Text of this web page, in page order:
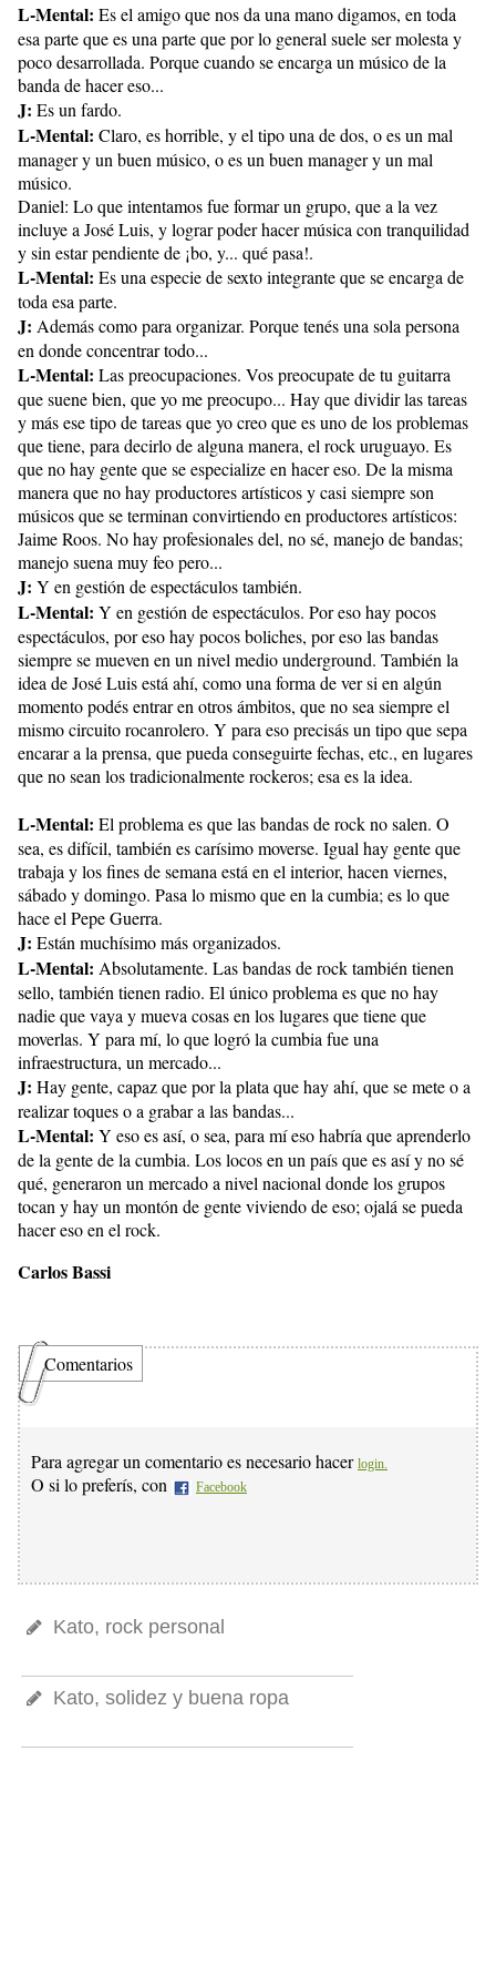
L-Mental: Es el amigo que nos da una mano digamos, en toda
esa parte que es una parte que por lo general suele ser molesta y
poco desarrollada. Porque cuando se encarga un músico de la
banda de hacer eso...
J: Es un fardo.
L-Mental: Claro, es horrible, y el tipo una de dos, o es un mal
manager y un buen músico, o es un buen manager y un mal
músico.
Daniel: Lo que intentamos fue formar un grupo, que a la vez
incluye a José Luis, y lograr poder hacer música con tranquilidad
y sin estar pendiente de ¡bo, y... qué pasa!.
L-Mental: Es una especie de sexto integrante que se encarga de
toda esa parte.
J: Además como para organizar. Porque tenés una sola persona
en donde concentrar todo...
L-Mental: Las preocupaciones. Vos preocupate de tu guitarra
que suene bien, que yo me preocupo... Hay que dividir las tareas
y más ese tipo de tareas que yo creo que es uno de los problemas
que tiene, para decirlo de alguna manera, el rock uruguayo. Es
que no hay gente que se especialize en hacer eso. De la misma
manera que no hay productores artísticos y casi siempre son
músicos que se terminan convirtiendo en productores artísticos:
Jaime Roos. No hay profesionales del, no sé, manejo de bandas;
manejo suena muy feo pero...
J: Y en gestión de espectáculos también.
L-Mental: Y en gestión de espectáculos. Por eso hay pocos
espectáculos, por eso hay pocos boliches, por eso las bandas
siempre se mueven en un nivel medio underground. También la
idea de José Luis está ahí, como una forma de ver si en algún
momento podés entrar en otros ámbitos, que no sea siempre el
mismo circuito rocanrolero. Y para eso precisás un tipo que sepa
encarar a la prensa, que pueda conseguirte fechas, etc., en lugares
que no sean los tradicionalmente rockeros; esa es la idea.
L-Mental: El problema es que las bandas de rock no salen. O
sea, es difícil, también es carísimo moverse. Igual hay gente que
trabaja y los fines de semana está en el interior, hacen viernes,
sábado y domingo. Pasa lo mismo que en la cumbia; es lo que
hace el Pepe Guerra.
J: Están muchísimo más organizados.
L-Mental: Absolutamente. Las bandas de rock también tienen
sello, también tienen radio. El único problema es que no hay
nadie que vaya y mueva cosas en los lugares que tiene que
moverlas. Y para mí, lo que logró la cumbia fue una
infraestructura, un mercado...
J: Hay gente, capaz que por la plata que hay ahí, que se mete o a
realizar toques o a grabar a las bandas...
L-Mental: Y eso es así, o sea, para mí eso habría que aprenderlo
de la gente de la cumbia. Los locos en un país que es así y no sé
qué, generaron un mercado a nivel nacional donde los grupos
tocan y hay un montón de gente viviendo de eso; ojalá se pueda
hacer eso en el rock.
Carlos Bassi
Comentarios
Para agregar un comentario es necesario hacer login.
O si lo preferís, con Facebook
Kato, rock personal
Kato, solidez y buena ropa